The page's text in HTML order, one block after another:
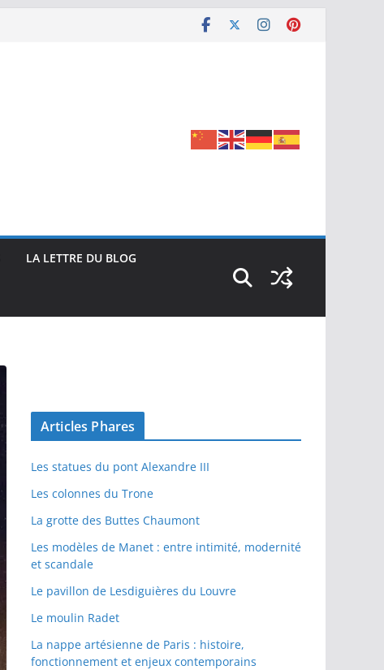
LA LETTRE DU BLOG
Articles Phares
Les statues du pont Alexandre III
Les colonnes du Trone
La grotte des Buttes Chaumont
Les modèles de Manet : entre intimité, modernité
et scandale
Le pavillon de Lesdiguières du Louvre
Le moulin Radet
La nappe artésienne de Paris : histoire,
fonctionnement et enjeux contemporains